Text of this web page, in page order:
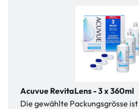
Acuvue RevitaLens - 3 x 360ml
Die gewählte Packungsgrösse